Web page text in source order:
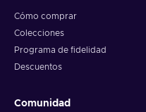
Cómo comprar
Colecciones
Programa de fidelidad
Descuentos
Comunidad